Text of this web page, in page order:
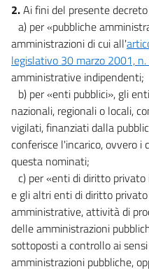
2.Ai fini del presente
a) per «pubbliche
amministrazioni di cui all'
legislativo 30 marzo 2001,
amministrative indipendenti;
b) per «enti pubblici», gli
nazionali, regionali o locali,
vigilati, finanziati dalla
conferisce l'incarico, ovvero
questa nominati;
c) per «enti di diritto
e gli altri enti di diritto
amministrative, attività di
delle amministrazioni
sottoposti a controllo ai
amministrazioni pubbliche,